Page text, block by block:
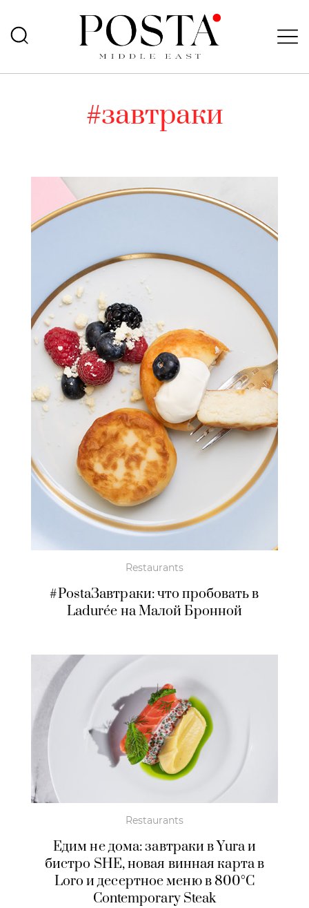
#завтраки
Restaurants
#PostaЗавтраки: что пробовать в
Ladurée на Малой Бронной
Restaurants
Едим не дома: завтраки в Yura и
бистро SHE, новая винная карта в
Loro и десертное меню в 800°С
Contemporary Steak